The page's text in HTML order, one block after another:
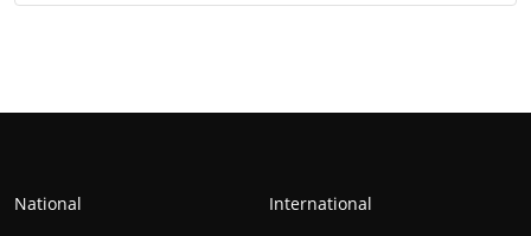
National
International